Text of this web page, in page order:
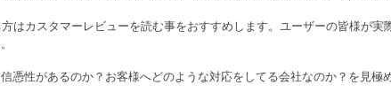
はカスタマーレビューを読む事をおすすめします。ユーザーの皆様が実
憑性があるのか？お客様へどのような対応をしてる会社なのか？を見極